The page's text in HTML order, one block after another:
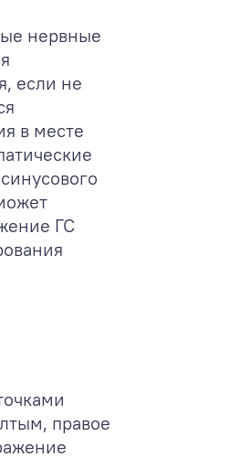
нервные
если не
в месте
ГС
правое